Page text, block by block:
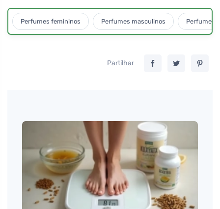
Perfumes femininos Perfumes masculinos Perfumes
Partilhar